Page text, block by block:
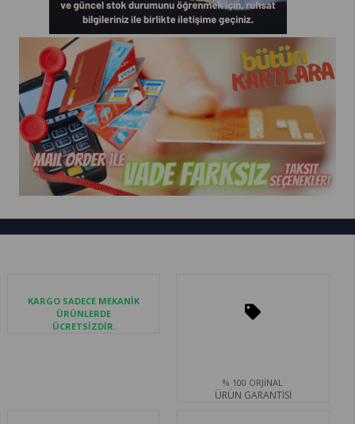
KARGO SADECE MEKANİK
ÜRÜNLERDE
ÜCRETSİZDİR.
% 100 ORJİNAL
ÜRÜN GARANTİSİ